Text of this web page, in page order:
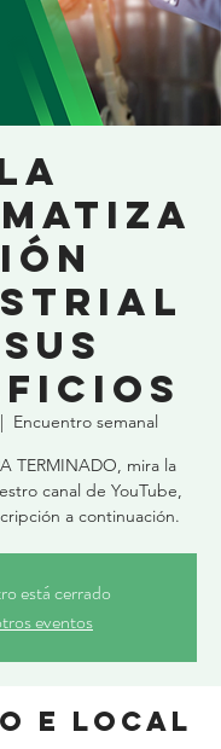
Encuentro semanal
TERMINADO, mira la
canal de YouTube,
a continuación.
está cerrado
eventos
e local